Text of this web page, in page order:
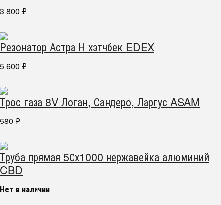
3 800 ₽
Резонатор Астра Н хэтчбек EDEX
5 600 ₽
Трос газа 8V Логан, Сандеро, Ларгус ASAM
580 ₽
Труба прямая 50х1000 нержавейка алюминий
CBD
Нет в наличии